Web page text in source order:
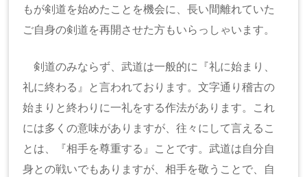
もが剣道を始めたことを機会に、長い間離れていた
ご自身の剣道を再開させた方もいらっしゃいます。
剣道のみならず、武道は一般的に『礼に始まり、
礼に終わる』と言われております。文字通り稽古の
始まりと終わりに一礼をする作法があります。これ
には多くの意味がありますが、往々にして言えるこ
とは、『相手を尊重する』ことです。武道は自分自
身との戦いでもありますが、相手を敬うことで、自